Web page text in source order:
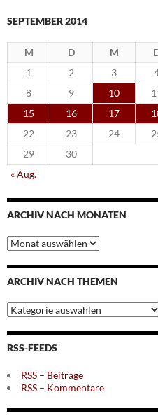
SEPTEMBER 2014
M D M
1
2 3
8
9 10
15
16 17
22
23 24
29
30
« Aug.
ARCHIV NACH MONATEN
Archiv
nach
Monaten
ARCHIV NACH THEMEN
Archiv
nach
Themen
RSS-FEEDS
RSS – Beiträge
RSS – Kommentare